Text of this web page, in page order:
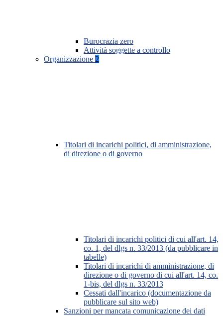
Burocrazia zero
Attività soggette a controllo
Organizzazione 2
Titolari di incarichi politici, di amministrazione,
di direzione o di governo
Titolari di incarichi politici di cui all'art. 14,
co. 1, del dlgs n. 33/2013 (da pubblicare in
tabelle)
Titolari di incarichi di amministrazione, di
direzione o di governo di cui all'art. 14, co.
1-bis, del dlgs n. 33/2013
Cessati dall'incarico (documentazione da
pubblicare sul sito web)
Sanzioni per mancata comunicazione dei dati